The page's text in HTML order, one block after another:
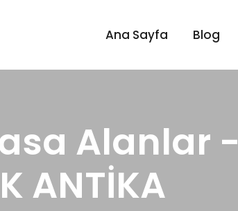
Ana Sayfa Blog
Alanlar -
ANTİKA